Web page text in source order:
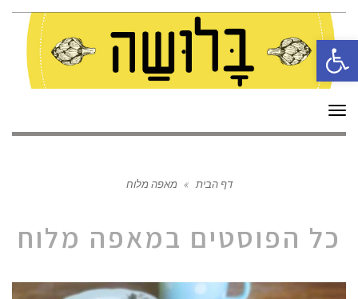
פתח סרגל נגישות
תפריט
דף הבית » מאפה מלוח
כל הפוסטים במאפה מלוח